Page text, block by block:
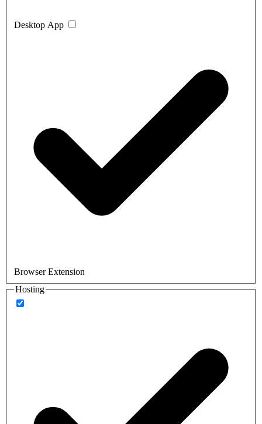
Desktop App
Browser Extension
Hosting